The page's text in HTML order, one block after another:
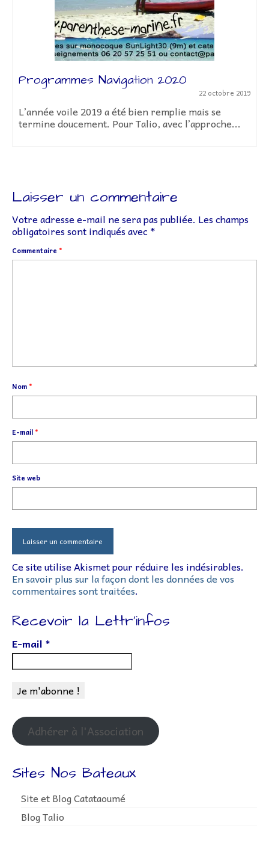
Programmes Navigation 2020
22 octobre 2019
L’année voile 2019 a été bien remplie mais se
termine doucement. Pour Talio, avec l’approche...
Laisser un commentaire
Votre adresse e-mail ne sera pas publiée. Les champs
obligatoires sont indiqués avec *
Commentaire *
Nom*
E-mail*
Site web
Ce site utilise Akismet pour réduire les indésirables.
En savoir plus sur la façon dont les données de vos
commentaires sont traitées.
Recevoir la Lettr’infos
E-mail *
Adhérer à l'Association
Sites Nos Bateaux
Site et Blog Catataoumé
Blog Talio